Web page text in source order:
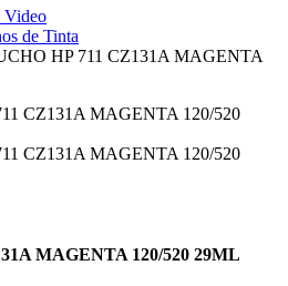
Video
de Tinta
HP 711 CZ131A MAGENTA
MAGENTA 120/520 29ML